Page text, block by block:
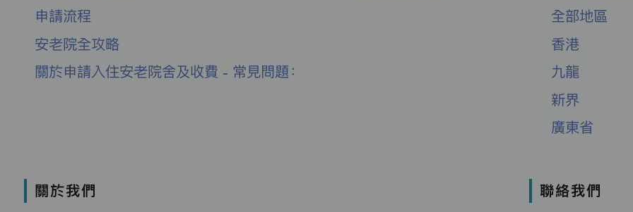
申請流程
安老院全攻略
關於申請入住安老院舍及收費 - 常見問題：
全部地區
香港
九龍
新界
廣東省
關於我們 聯絡我們